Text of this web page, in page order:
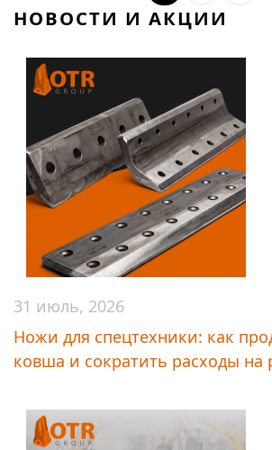
НОВОСТИ И АКЦИИ
31 июль, 2026
Ножи для спецтехники: как
ковша и сократить расходы на